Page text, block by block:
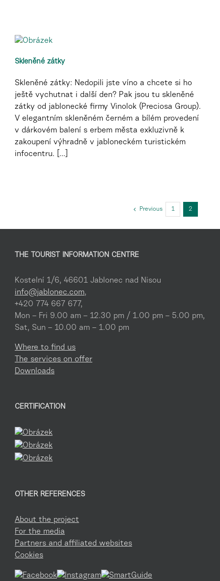
Skleněné zátky
Skleněné zátky: Nedopili jste víno a chcete si ho
ještě vychutnat i další den? Pak jsou tu skleněné
zátky od jablonecké firmy Vinolok (Preciosa Group).
V elegantním skleněném černém a bílém provedení
v dárkovém balení s erbem města exkluzivně k
zakoupení výhradně v jabloneckém turistickém
infocentru. [...]
Previous 1 2
THE TOURIST INFORMATION CENTRE
Kostelní 1/6, 46601 Jablonec nad Nisou
info@jablonec.com,
+420 774 667 677,
Mon – Fri 9.00 am – 12.30 pm / 1.00 pm – 5.00 pm,
Sat, Sun – 10.00 am – 1.00 pm
Where to find us
The services on offer
Downloads
CERTIFICATION
OTHER REFERENCES
About the project
For the media
Partners and affiliated websites
Cookies